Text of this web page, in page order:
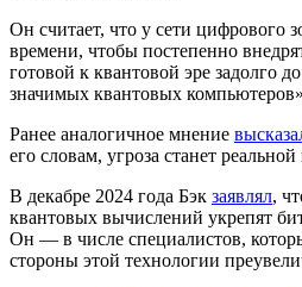
Он считает, что у сети цифрового
времени, чтобы постепенно
готовой к квантовой эре задолго
значимых квантовых
Ранее аналогичное мнение
его словам, угроза станет
В декабре 2024 года Бэк заявлял,
квантовых вычислений укрепят
Он — в числе специалистов,
стороны этой технологии